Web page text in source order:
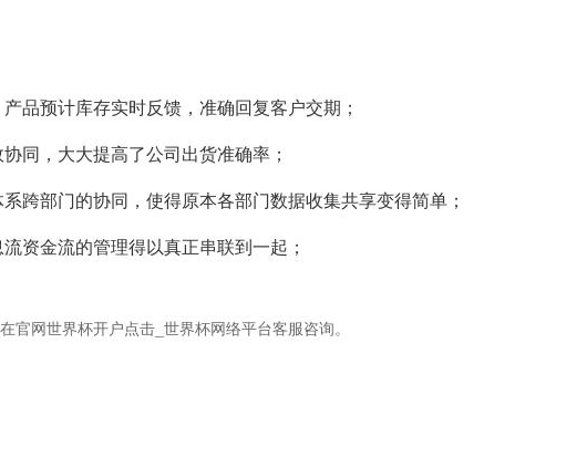
品预计库存实时反馈，准确回复客户交期；
同，大大提高了公司出货准确率；
跨部门的协同，使得原本各部门数据收集共享变得简单；
资金流的管理得以真正串联到一起；
网世界杯开户点击_世界杯网络平台客服咨询。